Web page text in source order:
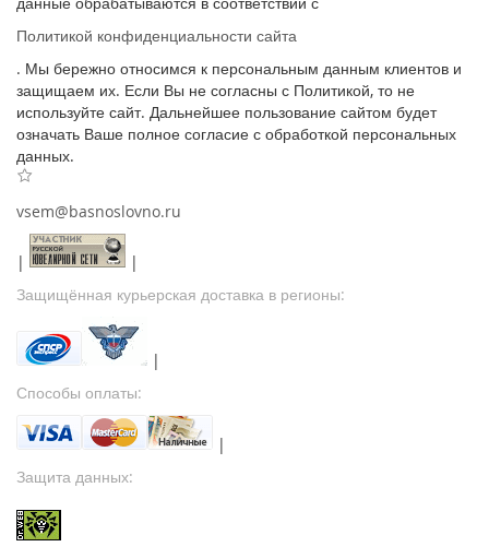
Политикой конфиденциальности сайта
. Мы бережно относимся к персональным данным клиентов и
защищаем их. Если Вы не согласны с Политикой, то не
используйте сайт. Дальнейшее пользование сайтом будет
означать Ваше полное согласие с обработкой персональных
данных.
vsem@basnoslovno.ru
|
|
Защищённая курьерская доставка в регионы:
|
Способы оплаты:
|
Защита данных: